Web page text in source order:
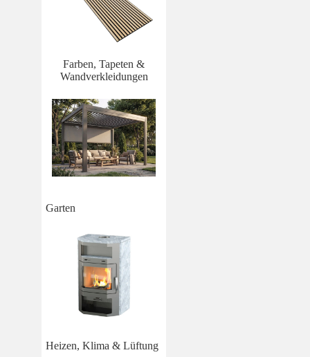
Farben, Tapeten &
Wandverkleidungen
Garten
Heizen, Klima & Lüftung